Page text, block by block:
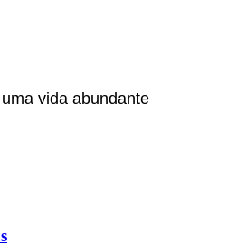
vida abundante